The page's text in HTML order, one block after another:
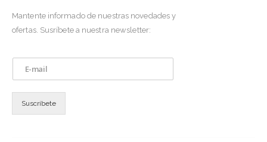
Mantente informado de nuestras novedades y
ofertas. Susríbete a nuestra newsletter:
Suscríbete